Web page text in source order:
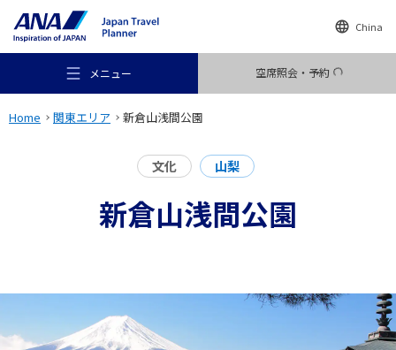
China
メニュー 空席照会・予約
おすすめの旅
行き先
Home 関東エリア 新倉山浅間公園
文化 山梨
新倉山浅間公園